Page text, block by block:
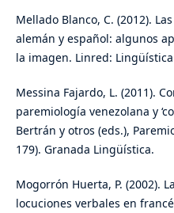
Mellado Blanco, C. (2012).
alemán y español: algunos
la imagen. Linred:
Messina Fajardo, L. (2011).
paremiología venezolana y
Bertrán y otros (eds.),
179). Granada Lingüística.
Mogorrón Huerta, P. (2002).
locuciones verbales en